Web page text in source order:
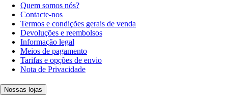
Quem somos nós?
Contacte-nos
Termos e condições gerais de venda
Devoluções e reembolsos
Informação legal
Meios de pagamento
Tarifas e opções de envio
Nota de Privacidade
Nossas lojas